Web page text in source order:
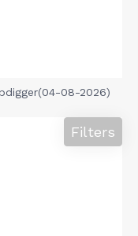
08-2026)
Filters